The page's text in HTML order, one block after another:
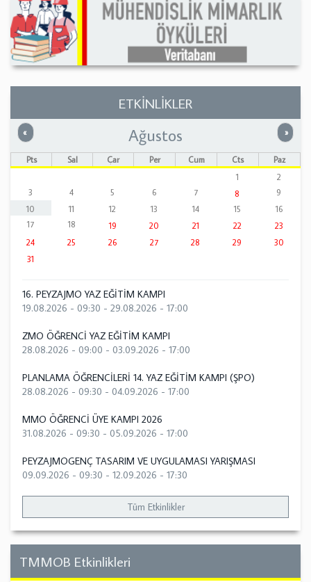
ETKİNLİKLER
« Önceki »
Ağustos
Pts Sal Çar Per Cum Cts
Paz
1
2
3
4 5 6 7 8
9
10
11 12 13 14 15
16
17
18 19 20 21 22
23
24
25 26 27 28 29
30
31
16. PEYZAJMO YAZ EĞİTİM KAMPI
19.08.2026 - 09:30 - 29.08.2026 - 17:00
ZMO ÖĞRENCİ YAZ EĞİTİM KAMPI
28.08.2026 - 09:00 - 03.09.2026 - 17:00
PLANLAMA ÖĞRENCİLERİ 14. YAZ EĞİTİM KAMPI (ŞPO)
28.08.2026 - 09:30 - 04.09.2026 - 17:00
MMO ÖĞRENCİ ÜYE KAMPI 2026
31.08.2026 - 09:30 - 05.09.2026 - 17:00
PEYZAJMOGENÇ TASARIM VE UYGULAMASI YARIŞMASI
09.09.2026 - 09:30 - 12.09.2026 - 17:30
Tüm Etkinlikler
TMMOB Etkinlikleri